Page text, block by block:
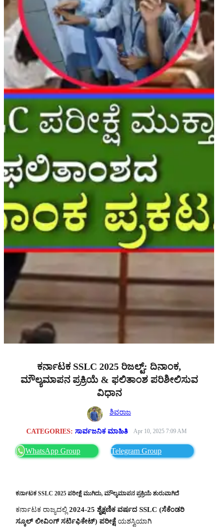
ಕರ್ನಾಟಕ SSLC 2025 ರಿಜಲ್ಟ್: ದಿನಾಂಕ,
ಮೌಲ್ಯಮಾಪನ ಪ್ರಕ್ರಿಯೆ & ಫಲಿತಾಂಶ ಪರಿಶೀಲಿಸುವ
ವಿಧಾನ
ಶಿವರಾಜ
CATEGORIES: ಸಾರ್ವಜನಿಕ ಮಾಹಿತಿ Apr 10, 2025 7:09 AM
WhatsApp Group Telegram Group
ಕರ್ನಾಟಕ SSLC 2025 ಪರೀಕ್ಷೆ ಮುಗಿದು, ಮೌಲ್ಯಮಾಪನ ಪ್ರಕ್ರಿಯೆ ಶುರುವಾಗಿದೆ
ಕರ್ನಾಟಕ ರಾಜ್ಯದಲ್ಲಿ 2024-25 ಶೈಕ್ಷಣಿಕ ವರ್ಷದ SSLC (ಸೆಕೆಂಡರಿ
ಸ್ಕೂಲ್ ಲೀವಿಂಗ್ ಸರ್ಟಿಫಿಕೇಟ್) ಪರೀಕ್ಷೆಯಶಸ್ವಿಯಾಗಿ